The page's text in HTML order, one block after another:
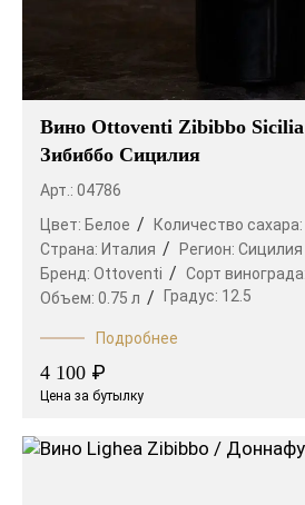
Вино Ottoventi Zibibbo
Зибиббо Сицилия
Арт.: 04786
Цвет: Белое Количество сахара:
Страна: Италия Регион: Сицилия
Бренд: Ottoventi Сорт винограда:
Объем: 0.75 л Градус: 12.5
Подробнее
4 100 ₽
Цена за бутылку